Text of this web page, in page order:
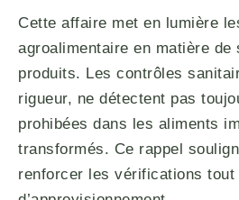
Cette affaire met en lumière
agroalimentaire en matière de
produits. Les contrôles
rigueur, ne détectent pas
prohibées dans les aliments
transformés. Ce rappel
renforcer les vérifications tout